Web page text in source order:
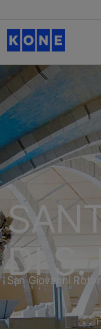
DI S.
San Giovanni